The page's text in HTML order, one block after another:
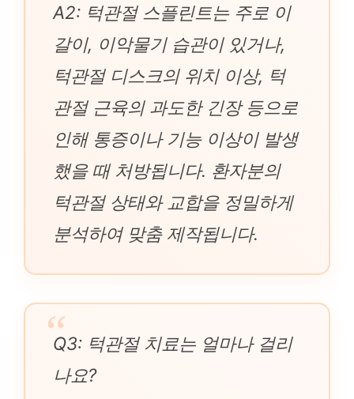
A2: 턱관절 스플린트는 주로 이
갈이, 이악물기 습관이 있거나,
턱관절 디스크의 위치 이상, 턱
관절 근육의 과도한 긴장 등으로
인해 통증이나 기능 이상이 발생
했을 때 처방됩니다. 환자분의
턱관절 상태와 교합을 정밀하게
분석하여 맞춤 제작됩니다.
Q3: 턱관절 치료는 얼마나 걸리
나요?